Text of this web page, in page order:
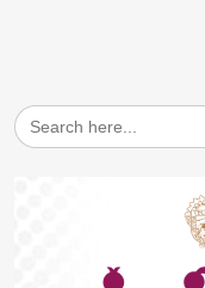
Search
for: